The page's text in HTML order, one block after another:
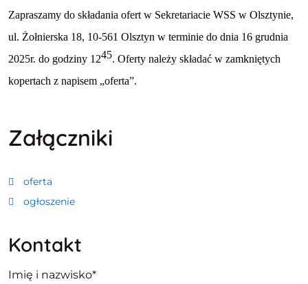
Zapraszamy do składania ofert w Sekretariacie WSS w Olsztynie,
ul. Żołnierska 18, 10-561 Olsztyn w terminie do dnia 16 grudnia
2025r. do godziny 1245. Oferty należy składać w zamkniętych
kopertach z napisem „oferta”.
Załączniki
oferta
ogłoszenie
Kontakt
Imię i nazwisko*Imię i nazwisko